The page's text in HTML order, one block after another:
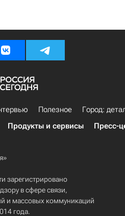
Полезное
Город:
Продукты и сервисы Пресс-
зарегистрировано
в сфере связи,
и массовых коммуникаций
года.